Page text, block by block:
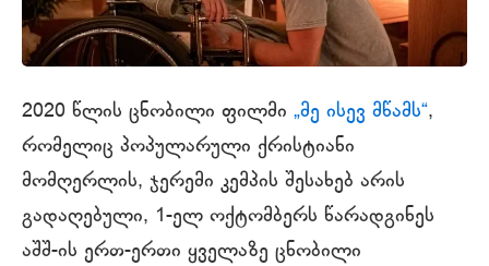
2020 წლის ცნობილი ფილმი „მე ისევ მწამს“,
რომელიც პოპულარული ქრისტიანი
მომღერლის, ჯერემი კემპის შესახებ არის
გადაღებული, 1-ელ ოქტომბერს წარადგინეს
აშშ-ის ერთ-ერთი ყველაზე ცნობილი